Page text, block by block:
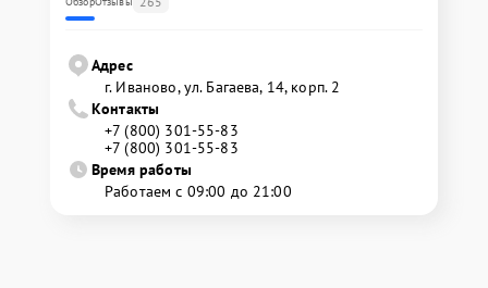
Адрес
г. Иваново, ул. Багаева, 14, корп. 2
Контакты
+7 (800) 301-55-83
+7 (800) 301-55-83
Время работы
Работаем с 09:00 до 21:00